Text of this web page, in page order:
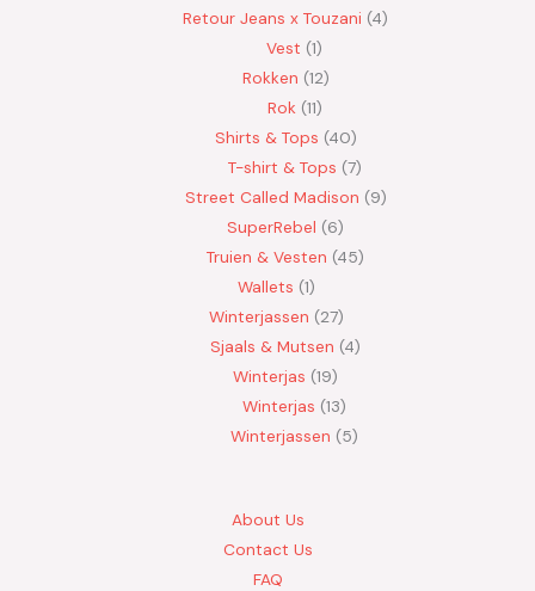
Retour Jeans x Touzani 4
Vest 1
Rokken 12
Rok 11
Shirts & Tops 40
T-shirt & Tops 7
Street Called Madison 9
SuperRebel
6
Truien & Vesten 45
Wallets 1
Winterjassen
27
Sjaals & Mutsen 4
Winterjas 19
Winterjas 13
Winterjassen
5
About Us
Contact Us
FAQ